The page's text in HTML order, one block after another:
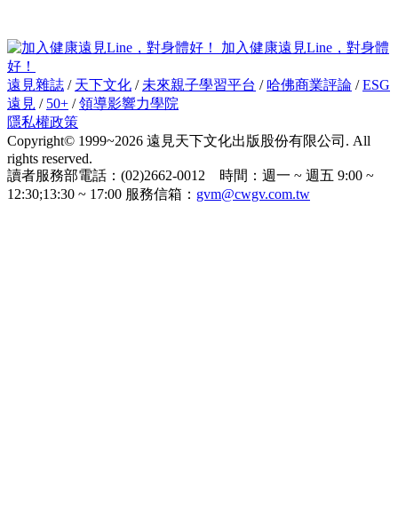
加入健康遠見Line，對身體
好！
遠見雜誌 / 天下文化 / 未來親子學習平台 / 哈佛商業評論 /ESG
遠見 / 50+ /領導影響力學院
隱私權政策
Copyright© 1999~2026 遠見天下文化出版股份有限公司. All
rights reserved.
讀者服務部電話：(02)2662-0012 時間：週一 ~ 週五 9:00 ~
12:30;13:30 ~ 17:00 服務信箱： gvm@cwgv.com.tw